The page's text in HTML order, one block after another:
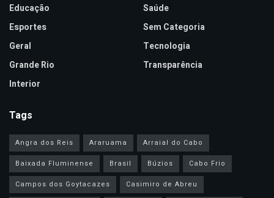
Educação
Esportes
Geral
Grande Rio
Interior
Saúde
Sem Categoria
Tecnologia
Transparência
Tags
Angra dos Reis Araruama
Arraial do Cabo
Baixada Fluminense
Brasil Búzios
Cabo Frio
Campos dos Goytacazes
Casimiro de Abreu